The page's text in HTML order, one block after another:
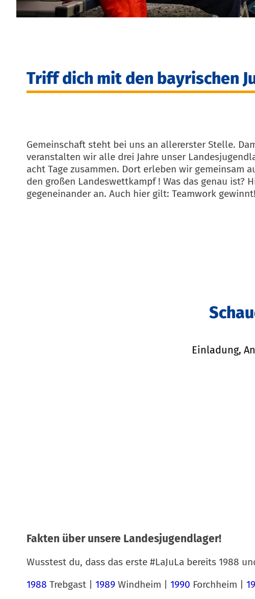
Triff dich mit den bayrischen
Gemeinschaft steht bei uns an allererster Stelle.
veranstalten wir alle drei Jahre unser
acht Tage zusammen. Dort erleben wir gemeinsam
den großen Landeswettkampf! Was das genau ist?
gegeneinander an. Auch hier gilt: Teamwork gewinnt!
Einladung,
Fakten über unsere Landesjugendlager!
Wusstest du, dass das erste #LaJuLa bereits 1988
1988 Trebgast | 1989 Windheim | 1990 Forchheim |